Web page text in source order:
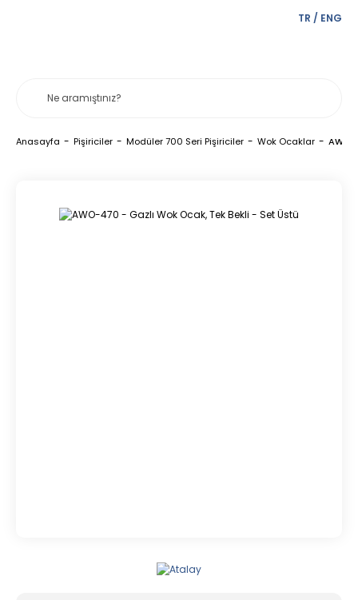
TR / ENG
Anasayfa Pişiriciler Modüler 700 Seri Pişiriciler Wok Ocaklar